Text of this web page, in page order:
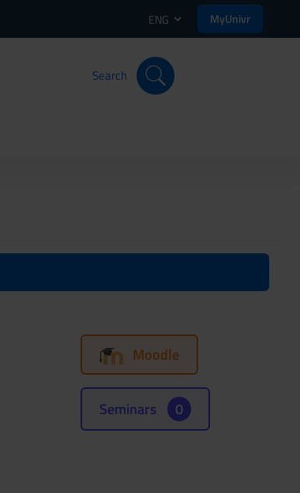
ENG MyUnivr
Search
Moodle
Seminars 0